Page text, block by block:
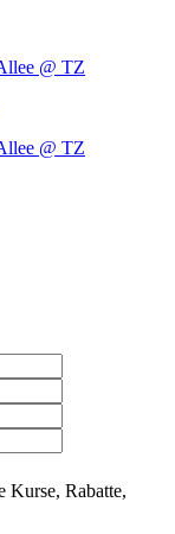
@ TZ
@ TZ
Kurse, Rabatte,